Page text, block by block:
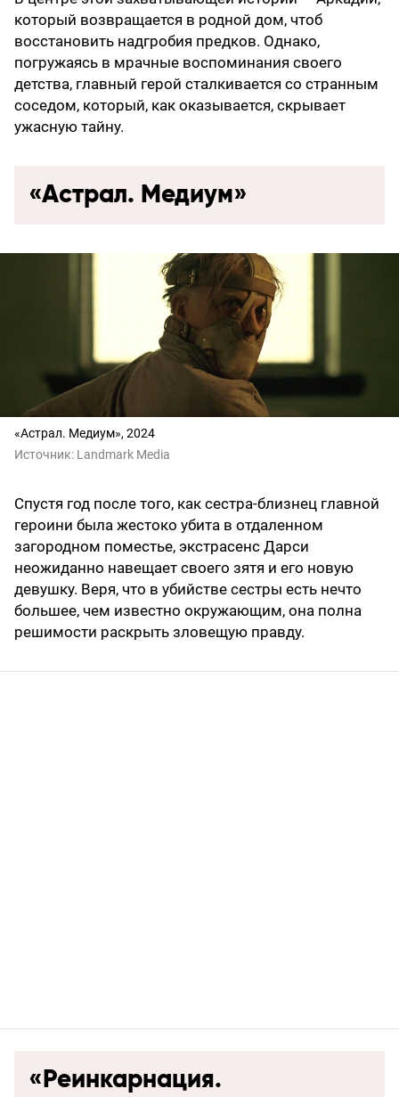
который возвращается в родной дом, чтоб
восстановить надгробия предков. Однако,
погружаясь в мрачные воспоминания своего
детства, главный герой сталкивается со странным
соседом, который, как оказывается, скрывает
ужасную тайну.
«Астрал. Медиум»
«Астрал. Медиум», 2024
Источник: Landmark Media
Спустя год после того, как сестра-близнец главной
героини была жестоко убита в отдаленном
загородном поместье, экстрасенс Дарси
неожиданно навещает своего зятя и его новую
девушку. Веря, что в убийстве сестры есть нечто
большее, чем известно окружающим, она полна
решимости раскрыть зловещую правду.
«Реинкарнация.